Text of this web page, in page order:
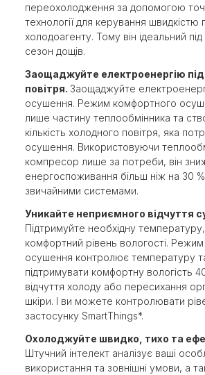
переохолодження за допомогою
технології для керування швидкістю
холодоагенту. Тому він ідеальний
сезон дощів.
Заощаджуйте електроенергію
повітря. Заощаджуйте
осушення. Режим комфортного
лише частину теплообмінника та
кількість холодного повітря, яка
осушення. Використовуючи
компресор лише за потреби, він
енергоспоживання більш ніж на 30
звичайними системами.
Уникайте неприємного відчуття
Підтримуйте необхідну
комфортний рівень вологості.
осушення контролює температуру
підтримувати комфортну вологість
відчуття холоду або пересихання
шкіри. І ви можете контролювати
застосунку SmartThings*.
Охолоджуйте швидко, тихо та
Штучний інтелект аналізує ваші
використання та зовнішні умови, а